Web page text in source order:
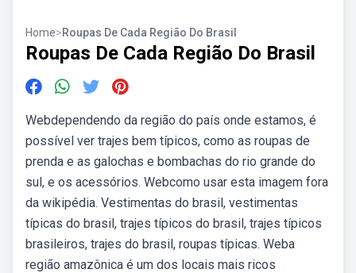
Home>Roupas De Cada Região Do Brasil
Roupas De Cada Região Do Brasil
Webdependendo da região do país onde estamos, é
possível ver trajes bem típicos, como as roupas de
prenda e as galochas e bombachas do rio grande do
sul, e os acessórios. Webcomo usar esta imagem fora
da wikipédia. Vestimentas do brasil, vestimentas
típicas do brasil, trajes típicos do brasil, trajes típicos
brasileiros, trajes do brasil, roupas típicas. Weba
região amazônica é um dos locais mais ricos